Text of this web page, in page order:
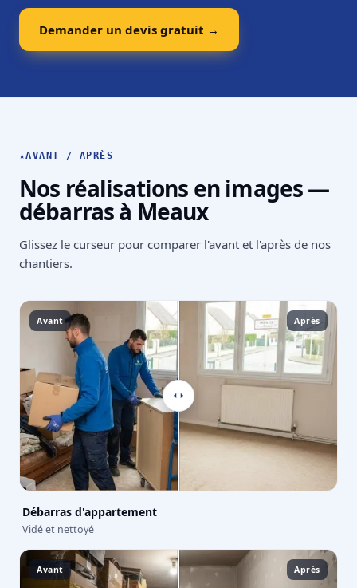
Demander un devis gratuit →
★AVANT / APRÈS
Nos réalisations en images —
débarras à Meaux
Glissez le curseur pour comparer l'avant et l'après de nos
chantiers.
Avant Après
Débarras d'appartement
Vidé et nettoyé
Avant Après